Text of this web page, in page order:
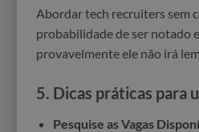
Abordar tech recruiters sem
probabilidade de ser notado
provavelmente ele não irá
5. Dicas práticas para
Pesquise as Vagas